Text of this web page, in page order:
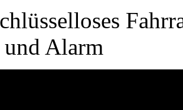
Alarm